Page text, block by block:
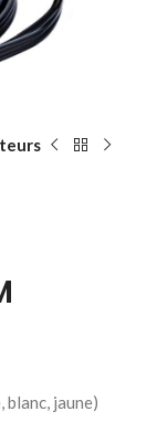
blanc, jaune)